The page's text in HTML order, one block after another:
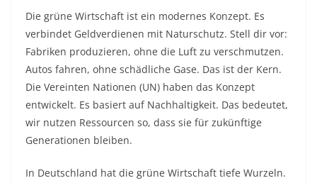
Die grüne Wirtschaft ist ein modernes Konzept. Es
verbindet Geldverdienen mit Naturschutz. Stell dir vor:
Fabriken produzieren, ohne die Luft zu verschmutzen.
Autos fahren, ohne schädliche Gase. Das ist der Kern.
Die Vereinten Nationen (UN) haben das Konzept
entwickelt. Es basiert auf Nachhaltigkeit. Das bedeutet,
wir nutzen Ressourcen so, dass sie für zukünftige
Generationen bleiben.
In Deutschland hat die grüne Wirtschaft tiefe Wurzeln.